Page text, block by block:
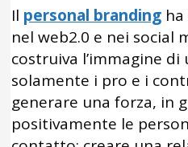
Il personal branding
nel web2.0 e nei social
costruiva l’immagine
solamente i pro e i
generare una forza, in
positivamente le